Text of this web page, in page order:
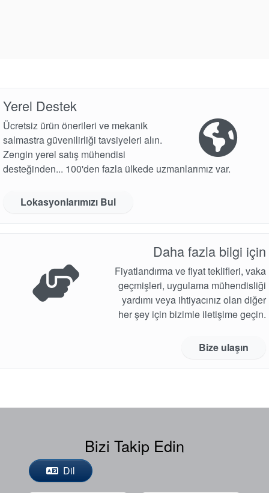
Yerel Destek
Ücretsiz ürün önerileri ve mekanik
salmastra güvenilirliği tavsiyeleri alın.
Zengin yerel satış mühendisi
desteğinden... 100'den fazla ülkede uzmanlarımız var.
Lokasyonlarımızı Bul
Daha fazla bilgi için
Fiyatlandırma ve fiyat teklifleri, vaka
geçmişleri, uygulama mühendisliği
yardımı veya ihtiyacınız olan diğer
her şey için bizimle iletişime geçin.
Bize ulaşın
Bizi Takip Edin
Dil